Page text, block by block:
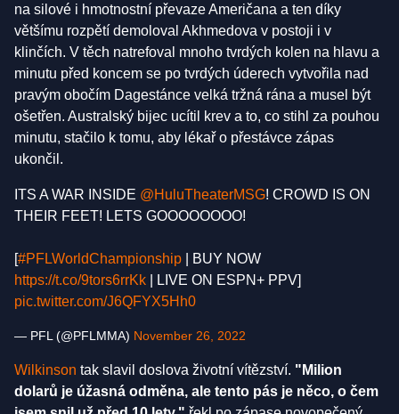
na silové i hmotnostní převaze Američana a ten díky
většímu rozpětí demoloval Akhmedova v postoji i v
klinčích. V těch natrefoval mnoho tvrdých kolen na hlavu a
minutu před koncem se po tvrdých úderech vytvořila nad
pravým obočím Dagestánce velká tržná rána a musel být
ošetřen. Australský bijec ucítil krev a to, co stihl za pouhou
minutu, stačilo k tomu, aby lékař o přestávce zápas
ukončil.
ITS A WAR INSIDE @HuluTheaterMSG! CROWD IS ON
THEIR FEET! LETS GOOOOOOOO!
[#PFLWorldChampionship | BUY NOW
https://t.co/9tors6rrKk | LIVE ON ESPN+ PPV]
pic.twitter.com/J6QFYX5Hh0
— PFL (@PFLMMA) November 26, 2022
Wilkinson tak slavil doslova životní vítězství. "Milion
dolarů je úžasná odměna, ale tento pás je něco, o čem